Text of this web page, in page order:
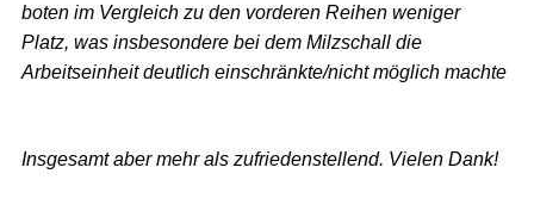
boten im Vergleich zu den vorderen Reihen weniger
Platz, was insbesondere bei dem Milzschall die
Arbeitseinheit deutlich einschränkte/nicht möglich machte
Insgesamt aber mehr als zufriedenstellend. Vielen Dank!